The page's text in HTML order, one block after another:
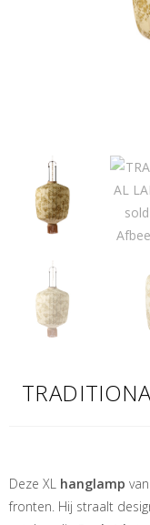
Deze XL hanglamp van
fronten. Hij straalt